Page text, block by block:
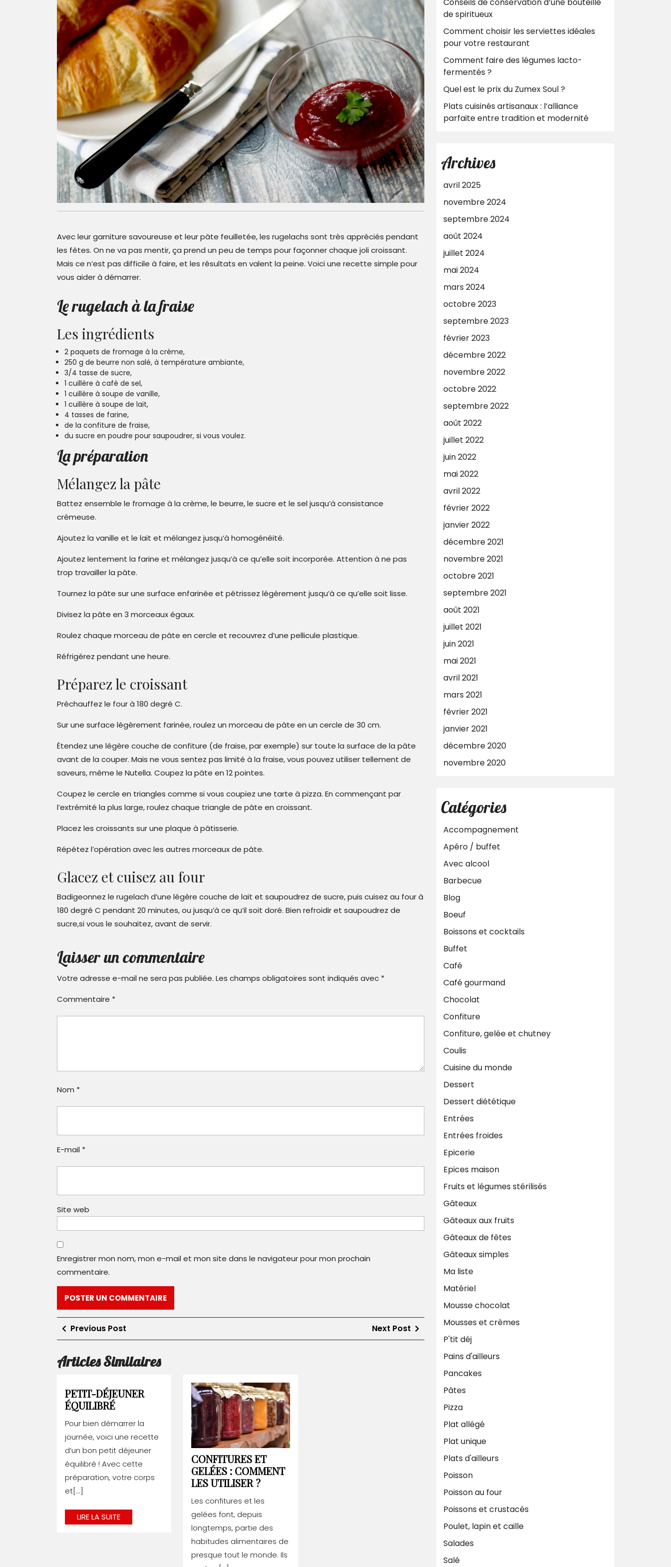
Avec leur garniture savoureuse et leur pâte feuilletée, les rugelachs sont très appréciés pendant
les fêtes. On ne va pas mentir, ça prend un peu de temps pour façonner chaque joli croissant.
Mais ce n’est pas difficile à faire, et les résultats en valent la peine. Voici une recette simple pour
vous aider à démarrer.
Le rugelach à la fraise
Les ingrédients
2 paquets de fromage à la crème,
250 g de beurre non salé, à température ambiante,
3/4 tasse de sucre,
1 cuillère à café de sel,
1 cuillère à soupe de vanille,
1 cuillère à soupe de lait,
4 tasses de farine,
de la confiture de fraise,
du sucre en poudre pour saupoudrer, si vous voulez.
La préparation
Mélangez la pâte
Battez ensemble le fromage à la crème, le beurre, le sucre et le sel jusqu’à consistance
crémeuse.
Ajoutez la vanille et le lait et mélangez jusqu’à homogénéité.
Ajoutez lentement la farine et mélangez jusqu’à ce qu’elle soit incorporée. Attention à ne pas
trop travailler la pâte.
Tournez la pâte sur une surface enfarinée et pétrissez légèrement jusqu’à ce qu’elle soit lisse.
Divisez la pâte en 3 morceaux égaux.
Roulez chaque morceau de pâte en cercle et recouvrez d’une pellicule plastique.
Réfrigérez pendant une heure.
Préparez le croissant
Préchauffez le four à 180 degré C.
Sur une surface légèrement farinée, roulez un morceau de pâte en un cercle de 30 cm.
Étendez une légère couche de confiture (de fraise, par exemple) sur toute la surface de la pâte
avant de la couper. Mais ne vous sentez pas limité à la fraise, vous pouvez utiliser tellement de
saveurs, même le Nutella. Coupez la pâte en 12 pointes.
Coupez le cercle en triangles comme si vous coupiez une tarte à pizza. En commençant par
l’extrémité la plus large, roulez chaque triangle de pâte en croissant.
Placez les croissants sur une plaque à pâtisserie.
Répétez l’opération avec les autres morceaux de pâte.
Glacez et cuisez au four
Badigeonnez le rugelach d’une légère couche de lait et saupoudrez de sucre, puis cuisez au four à
180 degré C pendant 20 minutes, ou jusqu’à ce qu’il soit doré. Bien refroidir et saupoudrez de
sucre,si vous le souhaitez, avant de servir.
Laisser un commentaire
Votre adresse e-mail ne sera pas publiée. Les champs obligatoires sont indiqués avec *
Commentaire *
Nom *
E-mail *
Site web
Enregistrer mon nom, mon e-mail et mon site dans le navigateur pour mon prochain
commentaire.
Navigation
de
l’article
Previous Post
Post
Next Post
Post
Articles Similaires
PETIT-DÉJEUNER
ÉQUILIBRÉPETIT-
DÉJEUNER
ÉQUILIBRÉ
Pour bien démarrer la
journée, voici une recette
d’un bon petit déjeuner
équilibré ! Avec cette
préparation, votre corps
et[...]
LIRE LA SUITELIRE
LA
CONFITURES ET
GELÉES : COMMENT
LES UTILISER ?CONFITURES
GELÉES
:
COMMENT
LES
UTILISER
Les confitures et les
gelées font, depuis
longtemps, partie des
habitudes alimentaires de
presque tout le monde. Ils
de spiritueux
Comment choisir les serviettes idéales
pour votre restaurant
Comment faire des légumes lacto-
fermentés ?
Quel est le prix du Zumex Soul ?
Plats cuisinés artisanaux : l’alliance
parfaite entre tradition et modernité
Archives
avril 2025
novembre 2024
septembre 2024
août 2024
juillet 2024
mai 2024
mars 2024
octobre 2023
septembre 2023
février 2023
décembre 2022
novembre 2022
octobre 2022
septembre 2022
août 2022
juillet 2022
juin 2022
mai 2022
avril 2022
février 2022
janvier 2022
décembre 2021
novembre 2021
octobre 2021
septembre 2021
août 2021
juillet 2021
juin 2021
mai 2021
avril 2021
mars 2021
février 2021
janvier 2021
décembre 2020
novembre 2020
Catégories
Accompagnement
Apéro / buffet
Avec alcool
Barbecue
Blog
Boeuf
Boissons et cocktails
Buffet
Café
Café gourmand
Chocolat
Confiture
Confiture, gelée et chutney
Coulis
Cuisine du monde
Dessert
Dessert diététique
Entrées
Entrées froides
Epicerie
Epices maison
Fruits et légumes stérilisés
Gâteaux
Gâteaux aux fruits
Gâteaux de fêtes
Gâteaux simples
Ma liste
Matériel
Mousse chocolat
Mousses et crèmes
P'tit déj
Pains d'ailleurs
Pancakes
Pâtes
Pizza
Plat allégé
Plat unique
Plats d'ailleurs
Poisson
Poisson au four
Poissons et crustacés
Poulet, lapin et caille
Salades
Salé